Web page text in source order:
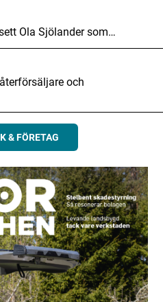
Ola Sjölander som…
och
& FÖRETAG